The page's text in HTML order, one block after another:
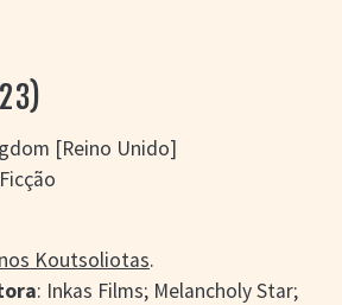
DE
[Reino Unido]
Koutsoliotas.
: Inkas Films; Melancholy Star;